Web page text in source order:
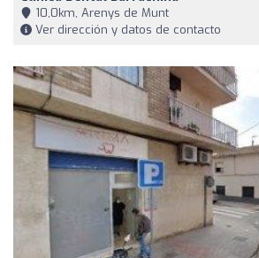
10,0km, Arenys de Munt
Ver dirección y datos de contacto